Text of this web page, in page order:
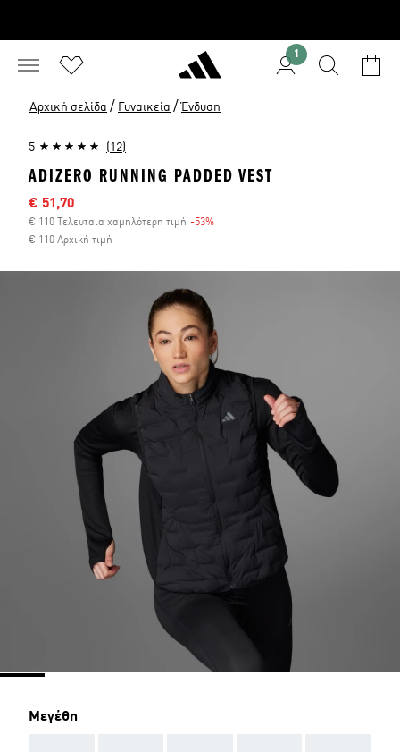
1
Αρχική σελίδα / Γυναικεία / Ένδυση
5 (12)
ADIZERO RUNNING PADDED VEST
Τιμή έκπτωσης
€ 51,70
€ 110 Τελευταία χαμηλότερη τιμή -53%
€ 110 Αρχική τιμή
Μεγέθη